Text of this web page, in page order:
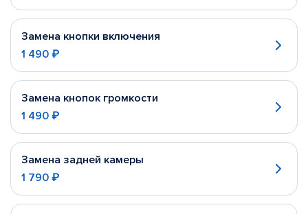
Замена кнопки включения
1 490 ₽
Замена кнопок громкости
1 490 ₽
Замена задней камеры
1 790 ₽